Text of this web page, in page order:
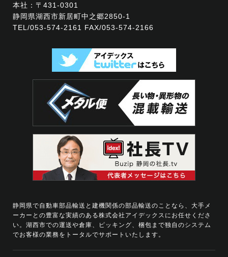
本社：〒431-0301
静岡県湖西市新居町中之郷2850-1
TEL/053-574-2161 FAX/053-574-2166
静岡県で自動車部品輸送と建機関係の部品輸送のことなら、大手メ
ーカーとの豊富な実績のある株式会社アイデックスにお任せくださ
い。 湖西市での運送や倉庫、ピッキング、梱包まで独自のシステム
でお客様の業務をトータルでサポートいたします。